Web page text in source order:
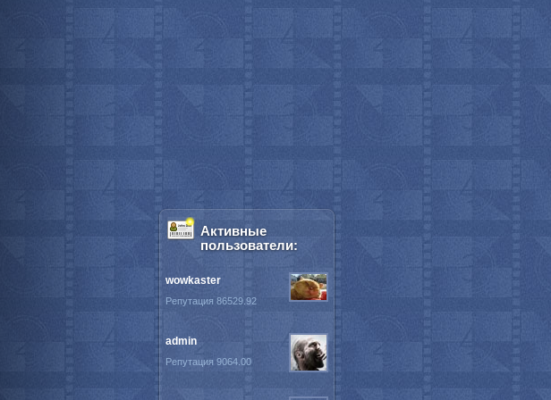
Активные
пользователи:
wowkaster
Репутация 86529.92
admin
Репутация 9064.00